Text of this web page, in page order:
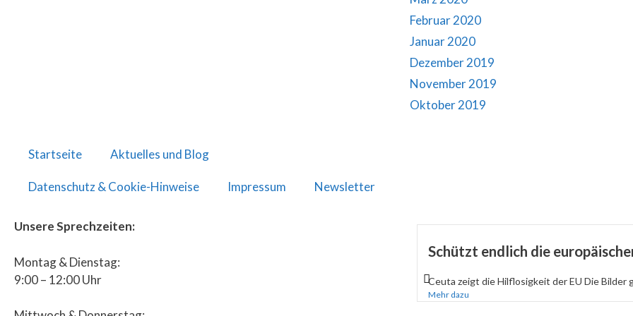
Februar 2020
Januar 2020
Dezember 2019
November 2019
Oktober 2019
Startseite Aktuelles und Blog
Datenschutz & Cookie-Hinweise Impressum Newsletter
Unsere Sprechzeiten:
Montag & Dienstag:
9:00 – 12:00 Uhr
Schützt endlich die
Ceuta zeigt die Hilflosigkeit der EU Die Bilder
Mehr dazu